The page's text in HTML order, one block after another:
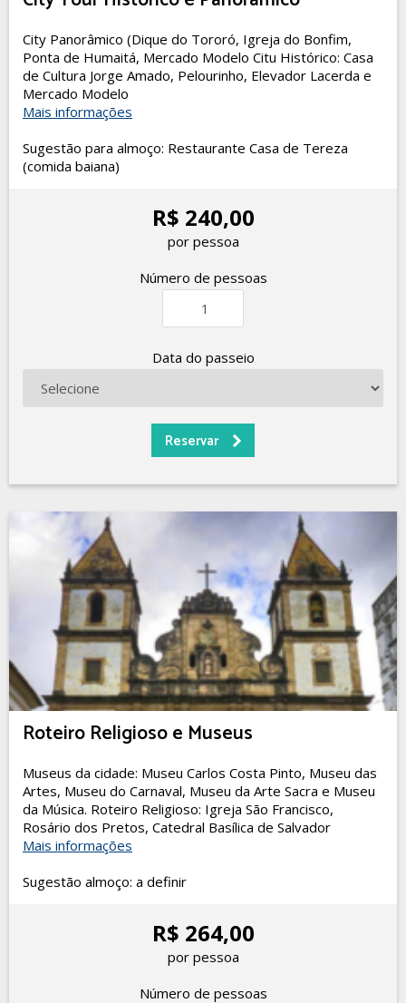
City Panorâmico (Dique do Tororó, Igreja do Bonfim,
Ponta de Humaitá, Mercado Modelo Citu Histórico: Casa
de Cultura Jorge Amado, Pelourinho, Elevador Lacerda e
Mercado Modelo
Mais informações
Sugestão para almoço: Restaurante Casa de Tereza
(comida baiana)
R$ 240,00
por pessoa
Número de pessoas
Data do passeio
Roteiro Religioso e Museus
Museus da cidade: Museu Carlos Costa Pinto, Museu das
Artes, Museu do Carnaval, Museu da Arte Sacra e Museu
da Música. Roteiro Religioso: Igreja São Francisco,
Rosário dos Pretos, Catedral Basílica de Salvador
Mais informações
Sugestão almoço: a definir
R$ 264,00
por pessoa
Número de pessoas